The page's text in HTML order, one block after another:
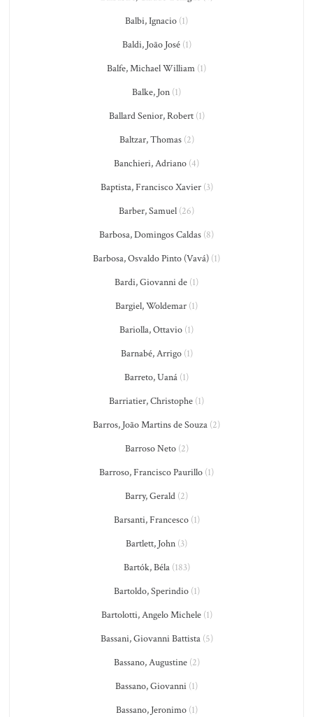
Balbi, Ignacio (1)
Baldi, João José(1)
Balfe, Michael William (1)
Balke, Jon (1)
Ballard Senior, Robert(1)
Baltzar, Thomas(2)
Banchieri, Adriano (4)
Baptista, Francisco Xavier(3)
Barber, Samuel (26)
Barbosa, Domingos Caldas (8)
Barbosa, Osvaldo Pinto (Vavá) (1)
Bardi, Giovanni de (1)
Bargiel, Woldemar (1)
Bariolla, Ottavio (1)
Barnabé, Arrigo(1)
Barreto, Uaná (1)
Barriatier, Christophe (1)
Barros, João Martins de Souza (2)
Barroso Neto(2)
Barroso, Francisco Paurillo (1)
Barry, Gerald (2)
Barsanti, Francesco(1)
Bartlett, John (3)
Bartók, Béla(183)
Bartoldo, Sperindio(1)
Bartolotti, Angelo Michele(1)
Bassani, Giovanni Battista(5)
Bassano, Augustine(2)
Bassano, Giovanni (1)
Bassano, Jeronimo(1)